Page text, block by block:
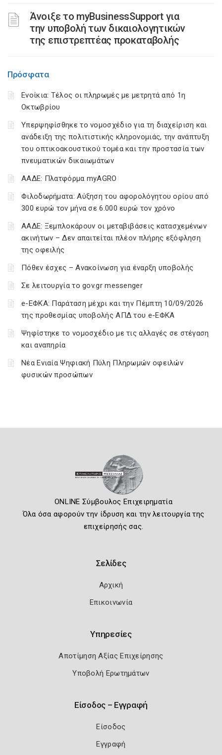
Άνοιξε το myBusinessSupport για
την υποβολή των δικαιολογητικών
της επιστρεπτέας προκαταβολής
Πρόσφατα
Ενοίκια: Τέλος οι πληρωμές με μετρητά από 1η
Οκτωβρίου
Υπερψηφίσθηκε το νομοσχέδιο για τη διαχείριση και
ανάδειξη της πολιτιστικής κληρονομιάς, την ανάπτυξη
του οπτικοακουστικού τομέα και την προστασία των
πνευματικών δικαιωμάτων
ΑΑΔΕ: Πλατφόρμα myAGRO
Φιλοδωρήματα: Αύξηση του αφορολόγητου ορίου από
300 ευρώ τον μήνα σε 6.000 ευρώ τον χρόνο
ΑΑΔΕ: Ξεμπλοκάρουν οι μεταβιβάσεις κατασχεμένων
ακινήτων – Δεν απαιτείται πλέον πλήρης εξόφληση
της οφειλής
Πόθεν έσχες – Ανακοίνωση για έναρξη υποβολής
Σε λειτουργία το gov.gr messenger
e-ΕΦΚΑ: Παράταση μέχρι και την Πέμπτη 10/09/2026
της προθεσμίας υποβολής ΑΠΔ του e-ΕΦΚΑ
Ψηφίστηκε το νομοσχέδιο με τις αλλαγές σε στέγαση
και αναπηρία
Νέα Ενιαία Ψηφιακή Πύλη Πληρωμών οφειλών
φυσικών προσώπων
ONLINE Σύμβουλος Επιχειρηματία
Όλα όσα αφορούν την ίδρυση και την λειτουργία της
επιχείρησής σας.
Σελίδες
Αρχική
Επικοινωνία
Υπηρεσίες
Αποτίμηση Αξίας Επιχείρησης
Υποβολή Ερωτημάτων
Είσοδος – Εγγραφή
Είσοδος
Εγγραφή